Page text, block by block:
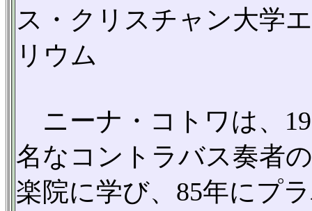
ス・クリスチャン大学
リウム
ニーナ・コトワは、
名なコントラバス奏者
楽院に学び、85年にプ